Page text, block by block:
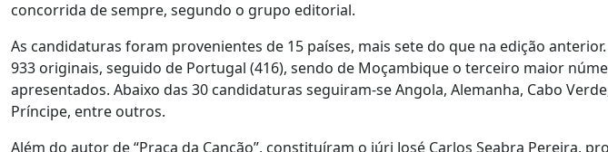
concorrida de sempre, segundo o grupo editorial.
As candidaturas foram provenientes de 15 países, mais sete do que na edição
933 originais, seguido de Portugal (416), sendo de Moçambique o terceiro maior
apresentados. Abaixo das 30 candidaturas seguiram-se Angola, Alemanha, Cabo
Príncipe, entre outros.
Além do autor de “Praça da Canção”, constituíram o júri José Carlos Seabra Pereira,